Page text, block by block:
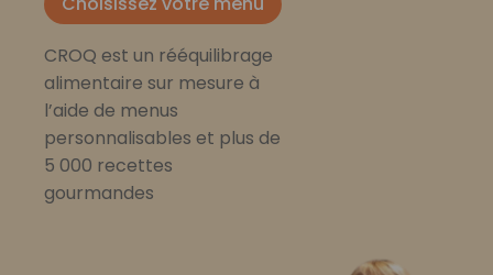
CROQ est un rééquilibrage
alimentaire sur mesure à
l’aide de menus
personnalisables et plus de
5 000 recettes
gourmandes